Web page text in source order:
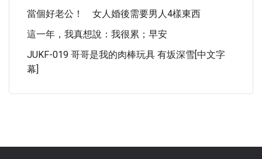
當個好老公！ 女人婚後需要男人4樣東西
這一年，我真想說：我很累；早安
JUKF-019 哥哥是我的肉棒玩具 有坂深雪[中文字
幕]